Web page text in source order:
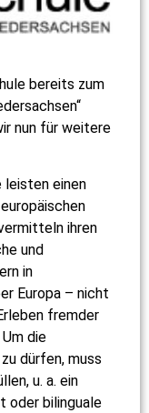
bereits zum
nun für weitere
leisten einen
ihren
und
in
Europa – nicht
fremder
die
dürfen, muss
u. a. ein
oder bilinguale